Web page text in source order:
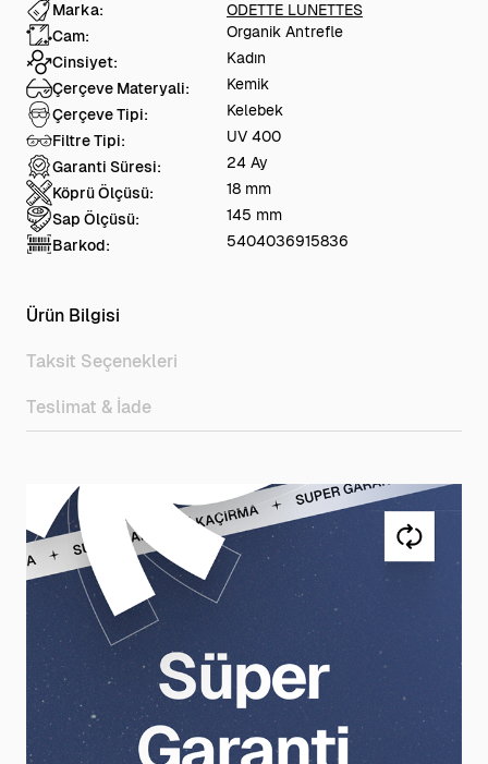
Marka:
ODETTE LUNETTES
Cam:
Organik Antrefle
Cinsiyet:
Kadın
Çerçeve Materyali:
Kemik
Çerçeve Tipi:
Kelebek
Filtre Tipi:
UV 400
Garanti Süresi:
24 Ay
Köprü Ölçüsü:
18 mm
Sap Ölçüsü:
145 mm
Barkod:
5404036915836
Ürün Bilgisi
Taksit Seçenekleri
Teslimat & İade